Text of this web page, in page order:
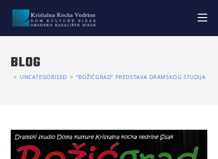
BLOG
> UNCATEGORISED > “BOŽIĆGRAD” PREDSTAVA DRAMSKOG STUDIJA